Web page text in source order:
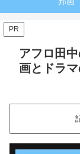
PR
アフロ田
画とドラマ